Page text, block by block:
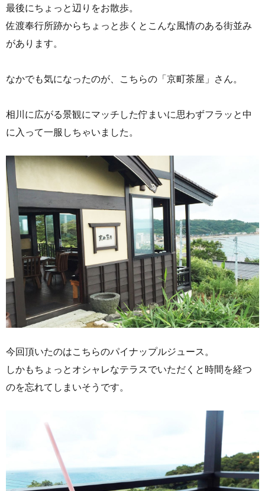
最後にちょっと辺りをお散歩。
佐渡奉行所跡からちょっと歩くとこんな風情のある街並み
があります。
なかでも気になったのが、こちらの「京町茶屋」さん。
相川に広がる景観にマッチした佇まいに思わずフラッと中
に入って一服しちゃいました。
今回頂いたのはこちらのパイナップルジュース。
しかもちょっとオシャレなテラスでいただくと時間を経つ
のを忘れてしまいそうです。